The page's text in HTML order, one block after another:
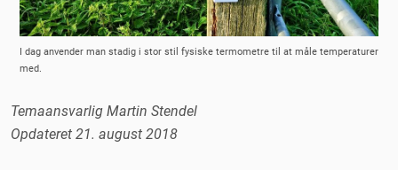
I dag anvender man stadig i stor stil fysiske termometre til at måle temperaturer
med.
Temaansvarlig Martin Stendel
Opdateret 21. august 2018